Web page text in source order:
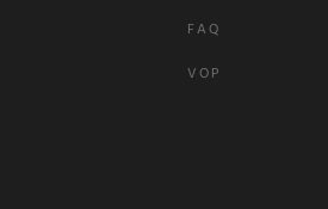
FAQ
VOP